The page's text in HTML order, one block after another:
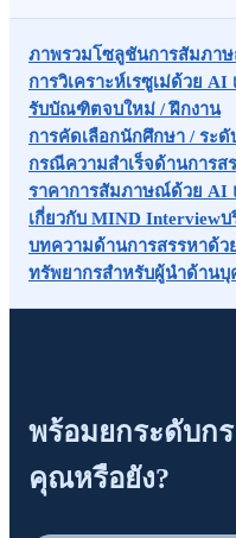
ภาพรวมโซลูชันการสัมภา
การวิเคราะห์เรซูเม่ด้วย
รับบัณฑิตจบใหม่ / ฝึกงาน
การคัดเลือกนักศึกษา / ระ
กรณีความสำเร็จด้านการส
ราคาการสัมภาษณ์ด้วย AI
เกี่ยวกับ MIND Interviewบ
บทความด้านการสรรหาด้
ทรัพยากรสำหรับผู้นำด้านบุ
พร้อมยกระดับก
คุณหรือยัง?